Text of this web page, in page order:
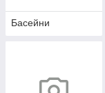
Басейни